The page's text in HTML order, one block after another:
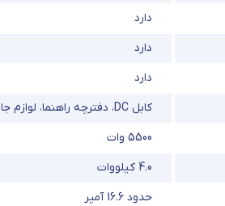
دارد
دارد
دارد
کابل DC، دفترچه راهنما، لوازم جانبی پایه‌ای
5500 وات
4.0 کیلووات
حدود 16.6 آمپر